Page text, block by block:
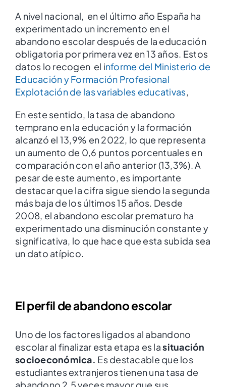
A nivel nacional, en el último año España ha
experimentado un incremento en el
abandono escolar después de la educación
obligatoria por primera vez en 13 años. Estos
datos lo recogen el informe del Ministerio de
Educación y Formación Profesional
Explotación de las variables educativas,
En este sentido, la tasa de abandono
temprano en la educación y la formación
alcanzó el 13,9% en 2022, lo que representa
un aumento de 0,6 puntos porcentuales en
comparación con el año anterior (13,3%). A
pesar de este aumento, es importante
destacar que la cifra sigue siendo la segunda
más baja de los últimos 15 años. Desde
2008, el abandono escolar prematuro ha
experimentado una disminución constante y
significativa, lo que hace que esta subida sea
un dato atípico.
El perfil de abandono escolar
Uno de los factores ligados al abandono
escolar al finalizar esta etapa es lasituación
socioeconómica. Es destacable que los
estudiantes extranjeros tienen una tasa de